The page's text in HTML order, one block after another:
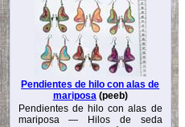
Pendientes de hilo con alas de
mariposa(peeb)
Pendientes de hilo con alas de
mariposa — Hilos de seda